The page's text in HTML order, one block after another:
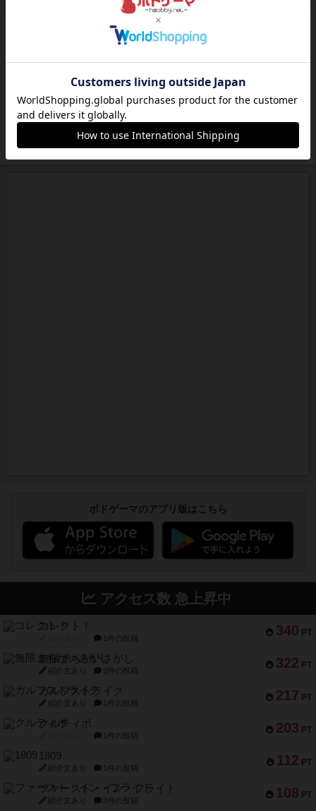
ライナー・クニツィア クラウス・トイバー
フリードマン・フリーゼ カナイセイジ
クレメンス・フランツ クリス・キリアムス
ボドゲーマのアプリ版はこちら
アクセス数 急上昇中
340 PT
コレクト！
1件の投稿
322 PT
無限まちがいさがし
紹介文あり 2件の投稿
217 PT
ガルフストライク
紹介文あり 1件の投稿
203 PT
クルティボ
1件の投稿
112 PT
1809
紹介文あり 1件の投稿
108 PT
ファースト・イン・フライト
紹介文あり 3件の投稿